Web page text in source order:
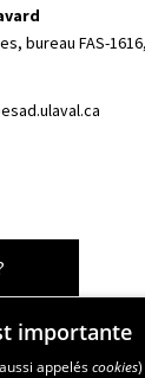
bureau FAS-1616,
importante
appeléscookies